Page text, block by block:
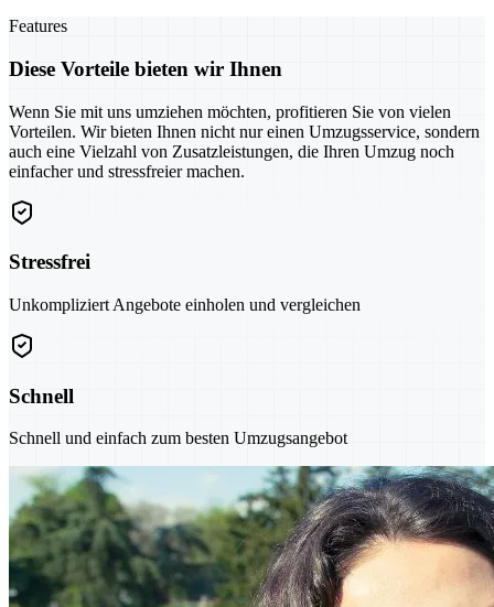
Features
Diese Vorteile bieten wir Ihnen
Wenn Sie mit uns umziehen möchten, profitieren Sie von vielen
Vorteilen. Wir bieten Ihnen nicht nur einen Umzugsservice, sondern
auch eine Vielzahl von Zusatzleistungen, die Ihren Umzug noch
einfacher und stressfreier machen.
Stressfrei
Unkompliziert Angebote einholen und vergleichen
Schnell
Schnell und einfach zum besten Umzugsangebot